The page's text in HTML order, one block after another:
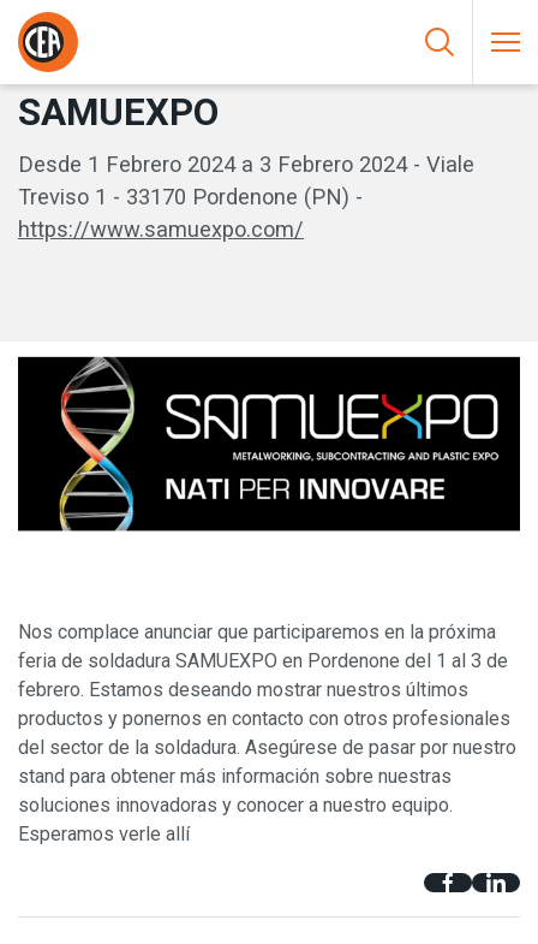
Saltar al contenido
HOME/
SAMUEXPO
Desde 1 Febrero 2024 a 3 Febrero 2024 - Viale
Treviso 1 - 33170 Pordenone (PN) -
https://www.samuexpo.com/
Nos complace anunciar que participaremos en la próxima
feria de soldadura SAMUEXPO en Pordenone del 1 al 3 de
febrero. Estamos deseando mostrar nuestros últimos
productos y ponernos en contacto con otros profesionales
del sector de la soldadura. Asegúrese de pasar por nuestro
stand para obtener más información sobre nuestras
soluciones innovadoras y conocer a nuestro equipo.
Esperamos verle allí